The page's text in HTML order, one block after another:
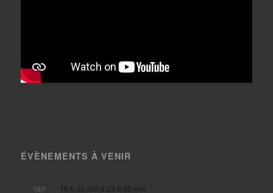
ÉVÈNEMENTS À VENIR
SEP 18 h 30 min à 23 h 00 min